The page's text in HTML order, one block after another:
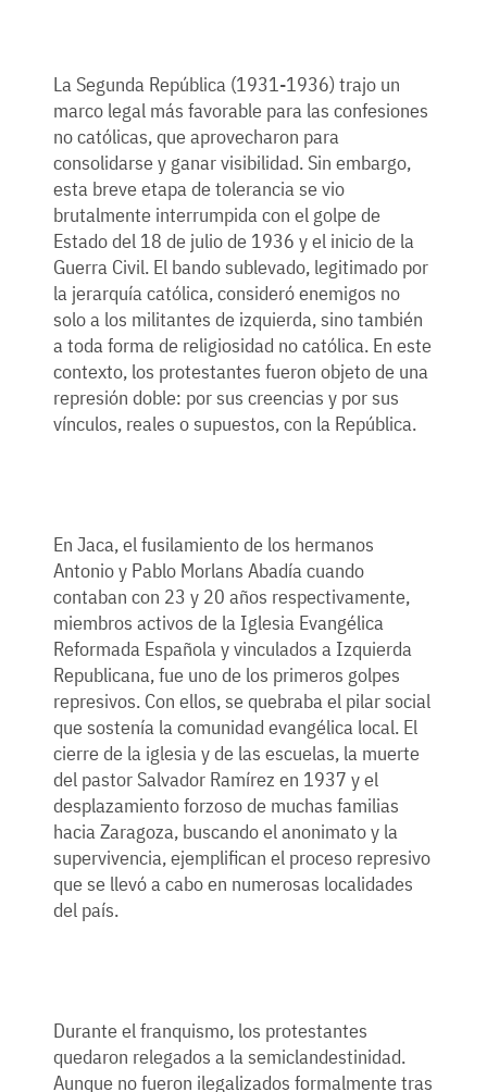
La Segunda República (1931-1936) trajo un
marco legal más favorable para las confesiones
no católicas, que aprovecharon para
consolidarse y ganar visibilidad. Sin embargo,
esta breve etapa de tolerancia se vio
brutalmente interrumpida con el golpe de
Estado del 18 de julio de 1936 y el inicio de la
Guerra Civil. El bando sublevado, legitimado por
la jerarquía católica, consideró enemigos no
solo a los militantes de izquierda, sino también
a toda forma de religiosidad no católica. En este
contexto, los protestantes fueron objeto de una
represión doble: por sus creencias y por sus
vínculos, reales o supuestos, con la República.
En Jaca, el fusilamiento de los hermanos
Antonio y Pablo Morlans Abadía cuando
contaban con 23 y 20 años respectivamente,
miembros activos de la Iglesia Evangélica
Reformada Española y vinculados a Izquierda
Republicana, fue uno de los primeros golpes
represivos. Con ellos, se quebraba el pilar social
que sostenía la comunidad evangélica local. El
cierre de la iglesia y de las escuelas, la muerte
del pastor Salvador Ramírez en 1937 y el
desplazamiento forzoso de muchas familias
hacia Zaragoza, buscando el anonimato y la
supervivencia, ejemplifican el proceso represivo
que se llevó a cabo en numerosas localidades
del país.
Durante el franquismo, los protestantes
quedaron relegados a la semiclandestinidad.
Aunque no fueron ilegalizados formalmente tras